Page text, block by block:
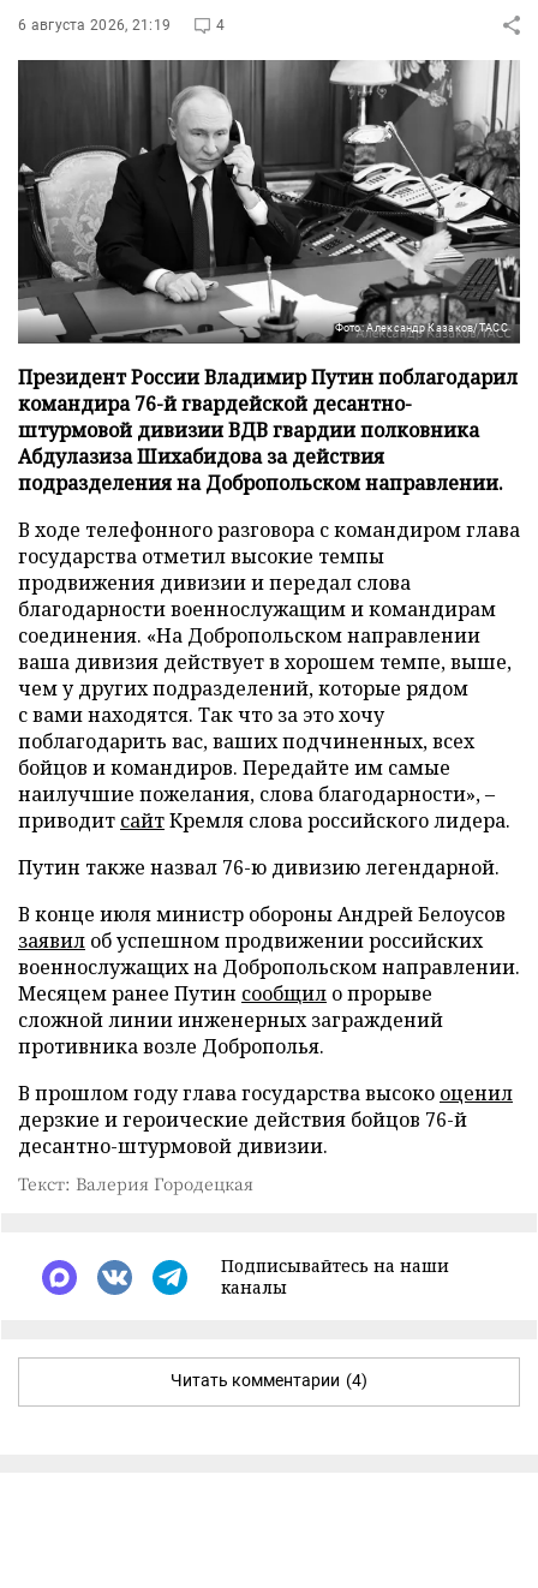
6 августа 2026, 21:19 4
Фото: Александр Казаков/ТАСС
Президент России Владимир Путин поблагодарил
командира 76-й гвардейской десантно-
штурмовой дивизии ВДВ гвардии полковника
Абдулазиза Шихабидова за действия
подразделения на Добропольском направлении.
В ходе телефонного разговора с командиром глава
государства отметил высокие темпы
продвижения дивизии и передал слова
благодарности военнослужащим и командирам
соединения. «На Добропольском направлении
ваша дивизия действует в хорошем темпе, выше,
чем у других подразделений, которые рядом
с вами находятся. Так что за это хочу
поблагодарить вас, ваших подчиненных, всех
бойцов и командиров. Передайте им самые
наилучшие пожелания, слова благодарности», –
приводит сайтКремля слова российского лидера.
Путин также назвал 76-ю дивизию легендарной.
В конце июля министр обороны Андрей Белоусов
заявил об успешном продвижении российских
военнослужащих на Добропольском направлении.
Месяцем ранее Путин сообщил о прорыве
сложной линии инженерных заграждений
противника возле Доброполья.
В прошлом году глава государства высоко оценил
дерзкие и героические действия бойцов 76-й
десантно-штурмовой дивизии.
Текст: Валерия Городецкая
Подписывайтесь на наши
каналы
Читать комментарии (4)